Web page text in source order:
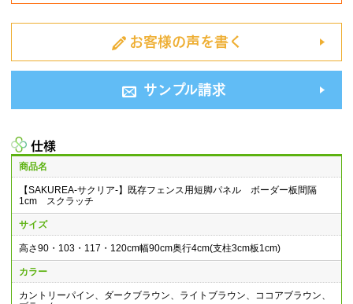
お客様の声を書く
サンプル請求
仕様
商品名
【SAKUREA-サクリア-】既存フェンス用短脚パネル ボーダー板間隔
1cm スクラッチ
サイズ
高さ90・103・117・120cm幅90cm奥行4cm(支柱3cm板1cm)
カラー
カントリーパイン、ダークブラウン、ライトブラウン、ココアブラウン、